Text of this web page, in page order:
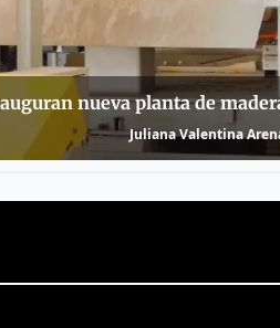
nueva planta de
Juliana Valentina